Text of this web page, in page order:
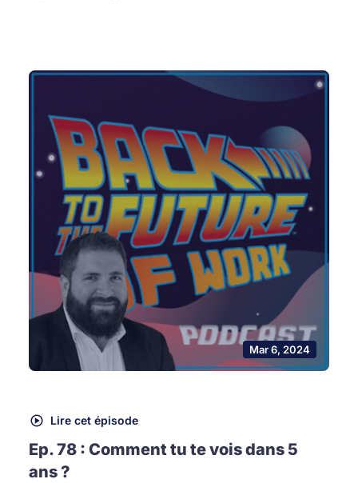
Mar 6, 2024
Lire cet épisode
Ep. 78 : Comment tu te vois dans 5
ans ?